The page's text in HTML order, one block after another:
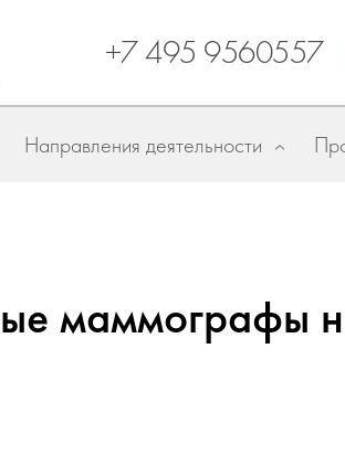
+7 495 9560557
Направления деятельности
маммографы